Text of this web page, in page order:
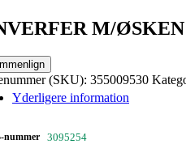
M/
(SKU): 355009530
Yderligere information
nummer 3095254